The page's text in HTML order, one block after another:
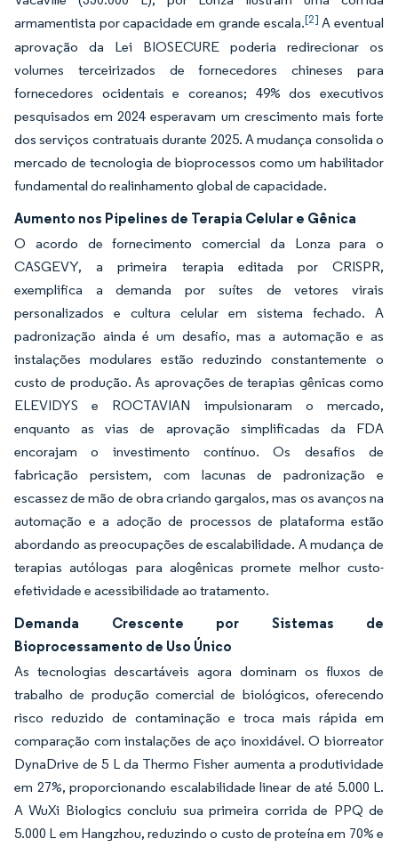
armamentista por capacidade em grande escala.[2] A eventual
aprovação da Lei BIOSECURE poderia redirecionar os
volumes terceirizados de fornecedores chineses para
fornecedores ocidentais e coreanos; 49% dos executivos
pesquisados em 2024 esperavam um crescimento mais forte
dos serviços contratuais durante 2025. A mudança consolida o
mercado de tecnologia de bioprocessos como um habilitador
fundamental do realinhamento global de capacidade.
Aumento nos Pipelines de Terapia Celular e Gênica
O acordo de fornecimento comercial da Lonza para o
CASGEVY, a primeira terapia editada por CRISPR,
exemplifica a demanda por suítes de vetores virais
personalizados e cultura celular em sistema fechado. A
padronização ainda é um desafio, mas a automação e as
instalações modulares estão reduzindo constantemente o
custo de produção. As aprovações de terapias gênicas como
ELEVIDYS e ROCTAVIAN impulsionaram o mercado,
enquanto as vias de aprovação simplificadas da FDA
encorajam o investimento contínuo. Os desafios de
fabricação persistem, com lacunas de padronização e
escassez de mão de obra criando gargalos, mas os avanços na
automação e a adoção de processos de plataforma estão
abordando as preocupações de escalabilidade. A mudança de
terapias autólogas para alogênicas promete melhor custo-
efetividade e acessibilidade ao tratamento.
Demanda Crescente por Sistemas de
Bioprocessamento de Uso Único
As tecnologias descartáveis agora dominam os fluxos de
trabalho de produção comercial de biológicos, oferecendo
risco reduzido de contaminação e troca mais rápida em
comparação com instalações de aço inoxidável. O biorreator
DynaDrive de 5 L da Thermo Fisher aumenta a produtividade
em 27%, proporcionando escalabilidade linear de até 5.000 L.
A WuXi Biologics concluiu sua primeira corrida de PPQ de
5.000 L em Hangzhou, reduzindo o custo de proteína em 70% e